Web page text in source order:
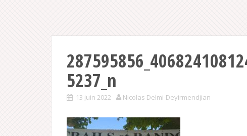
5237_n
13 juin 2022 Nicolas Delmi-Deyirmendjian